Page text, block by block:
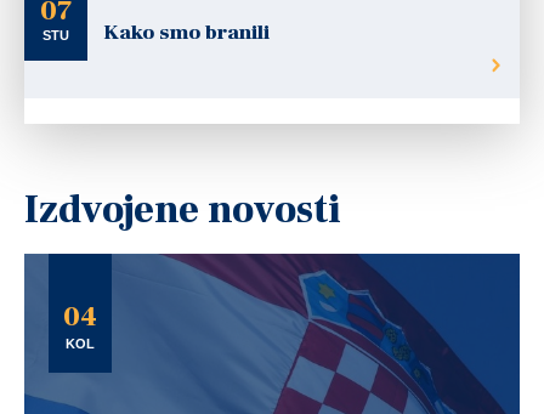
07
STU Kako smo branili
Izdvojene novosti
04
KOL